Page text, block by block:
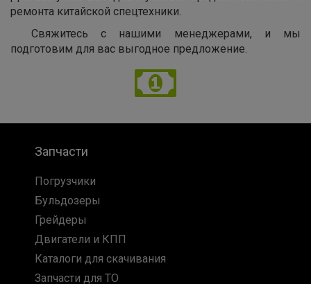
ремонта китайской спецтехники.
Свяжитесь с нашими менеджерами, и мы
подготовим для вас выгодное предложение.
Запчасти
Погрузчики
Бульдозеры
Грейдеры
Двигатели и КПП
Каталоги для скачивания
Запчасти для ТО